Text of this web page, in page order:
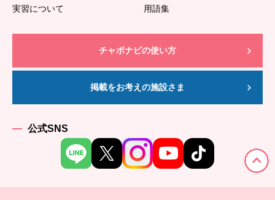
実習について
用語集
チャボナビの使い方
掲載をお考えの施設さま
公式SNS